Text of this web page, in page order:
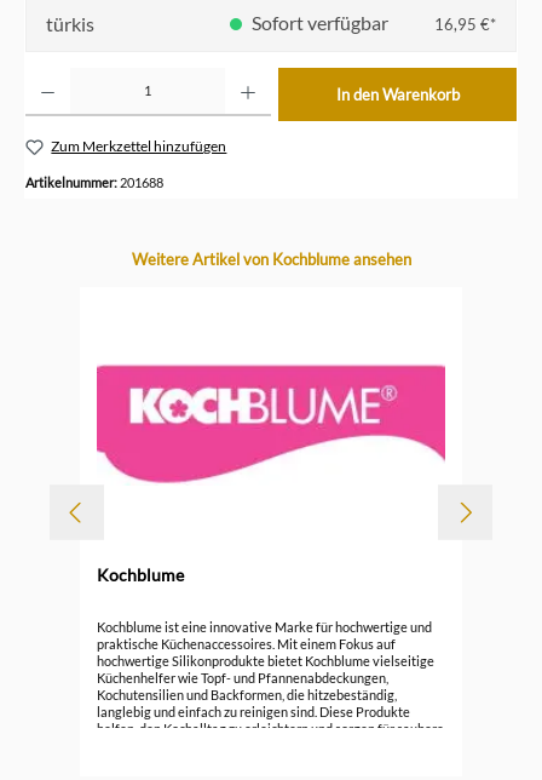
türkis Sofort verfügbar 16,95 €*
In den Warenkorb
Zum Merkzettel hinzufügen
Artikelnummer: 201688
Produktgalerie überspringen
Weitere Artikel von Kochblume ansehen
Kochblume
Kochblume ist eine innovative Marke für hochwertige und
praktische Küchenaccessoires. Mit einem Fokus auf
hochwertige Silikonprodukte bietet Kochblume vielseitige
Küchenhelfer wie Topf- und Pfannenabdeckungen,
Kochutensilien und Backformen, die hitzebeständig,
langlebig und einfach zu reinigen sind. Diese Produkte
helfen, den Kochalltag zu erleichtern und sorgen für saubere